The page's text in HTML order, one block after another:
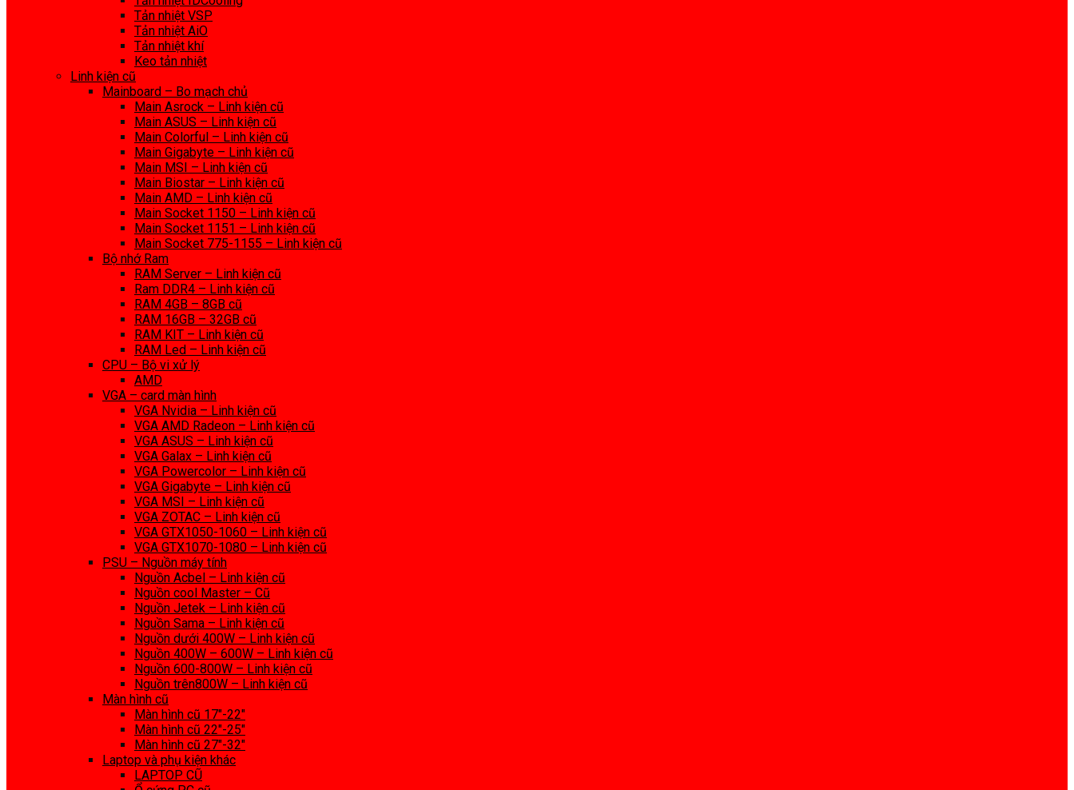
Tản nhiệt VSP
Tản nhiệt AiO
Tản nhiệt khí
Keo tản nhiệt
Linh kiện cũ
Mainboard – Bo mạch chủ
Main Asrock – Linh kiện cũ
Main ASUS – Linh kiện cũ
Main Colorful – Linh kiện cũ
Main Gigabyte – Linh kiện cũ
Main MSI – Linh kiện cũ
Main Biostar – Linh kiện cũ
Main AMD – Linh kiện cũ
Main Socket 1150 – Linh kiện cũ
Main Socket 1151 – Linh kiện cũ
Main Socket 775-1155 – Linh kiện cũ
Bộ nhớ Ram
RAM Server – Linh kiện cũ
Ram DDR4 – Linh kiện cũ
RAM 4GB – 8GB cũ
RAM 16GB – 32GB cũ
RAM KIT – Linh kiện cũ
RAM Led – Linh kiện cũ
CPU – Bộ vi xử lý
AMD
VGA – card màn hình
VGA Nvidia – Linh kiện cũ
VGA AMD Radeon – Linh kiện cũ
VGA ASUS – Linh kiện cũ
VGA Galax – Linh kiện cũ
VGA Powercolor – Linh kiện cũ
VGA Gigabyte – Linh kiện cũ
VGA MSI – Linh kiện cũ
VGA ZOTAC – Linh kiện cũ
VGA GTX1050-1060 – Linh kiện cũ
VGA GTX1070-1080 – Linh kiện cũ
PSU – Nguồn máy tính
Nguồn Acbel – Linh kiện cũ
Nguồn cool Master – Cũ
Nguồn Jetek – Linh kiện cũ
Nguồn Sama – Linh kiện cũ
Nguồn dưới 400W – Linh kiện cũ
Nguồn 400W – 600W – Linh kiện cũ
Nguồn 600-800W – Linh kiện cũ
Nguồn trên800W – Linh kiện cũ
Màn hình cũ
Màn hình cũ 17″-22″
Màn hình cũ 22″-25″
Màn hình cũ 27″-32″
Laptop và phụ kiện khác
LAPTOP CŨ